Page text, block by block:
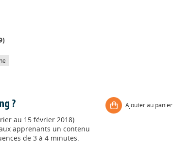
)
?
au 15 février 2018)
apprenants un contenu
de 3 à 4 minutes.
Ajouter au panier